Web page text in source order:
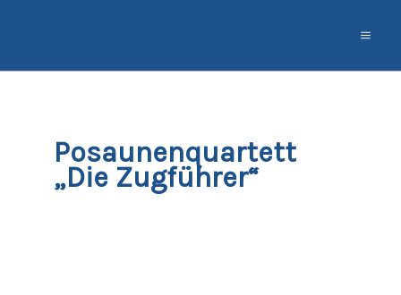
Posaunenquartett
„Die Zugführer“